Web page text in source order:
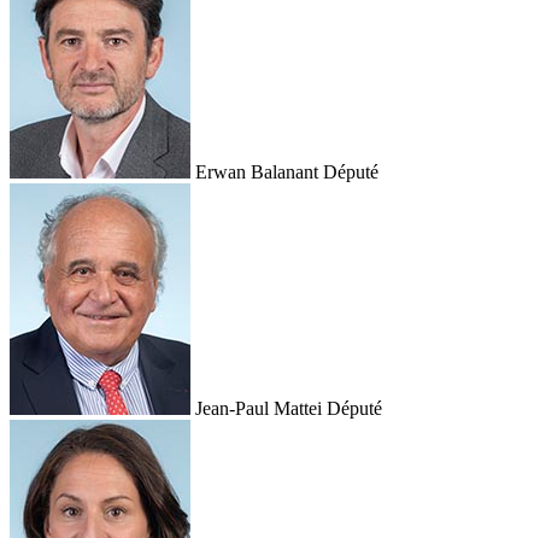
Erwan Balanant Député
Jean-Paul Mattei Député